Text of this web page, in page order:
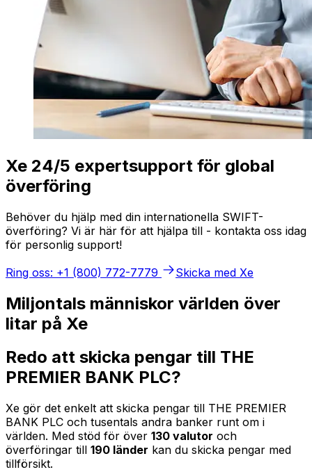
Xe 24/5 expertsupport för global
överföring
Behöver du hjälp med din internationella SWIFT-
överföring? Vi är här för att hjälpa till - kontakta oss idag
för personlig support!
Ring oss: +1 (800) 772-7779
Skicka med Xe
Miljontals människor världen över
litar på Xe
Redo att skicka pengar till THE
PREMIER BANK PLC?
Xe gör det enkelt att skicka pengar till THE PREMIER
BANK PLC och tusentals andra banker runt om i
världen. Med stöd för över 130 valutor och
överföringar till 190 länder kan du skicka pengar med
tillförsikt.